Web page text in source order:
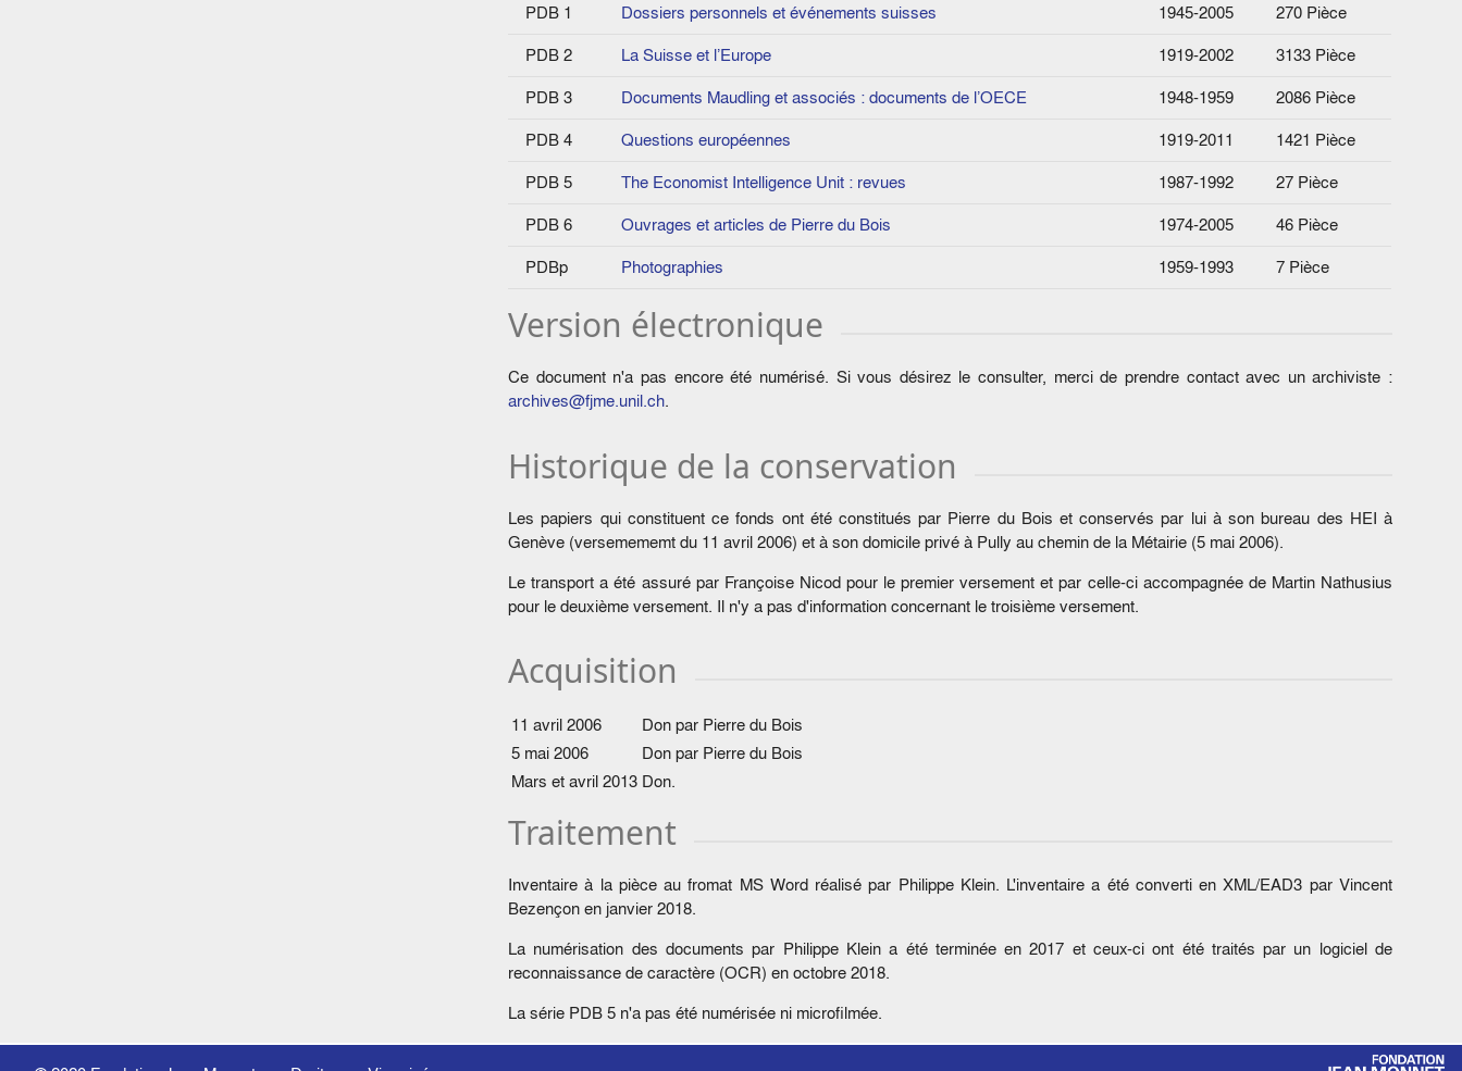
PDB 1
Dossiers personnels et événements suisses 1945-2005
270 Pièce
PDB 2
La Suisse et l’Europe 1919-2002
3133 Pièce
PDB 3
Documents Maudling et associés : documents de l’OECE 1948-1959
2086 Pièce
PDB 4
Questions européennes 1919-2011
1421 Pièce
PDB 5
The Economist Intelligence Unit : revues 1987-1992
27 Pièce
PDB 6
Ouvrages et articles de Pierre du Bois 1974-2005
46 Pièce
PDBp
Photographies 1959-1993 7 Pièce
Version électronique
Ce document n'a pas encore été numérisé. Si vous désirez le consulter, merci de prendre contact avec un archiviste :
archives@fjme.unil.ch.
Historique de la conservation
Les papiers qui constituent ce fonds ont été constitués par Pierre du Bois et conservés par lui à son bureau des HEI à
Genève (versemememt du 11 avril 2006) et à son domicile privé à Pully au chemin de la Métairie (5 mai 2006).
Le transport a été assuré par Françoise Nicod pour le premier versement et par celle-ci accompagnée de Martin Nathusius
pour le deuxième versement. Il n'y a pas d'information concernant le troisième versement.
Acquisition
11 avril 2006
Don par Pierre du Bois
5 mai 2006
Don par Pierre du Bois
Mars et avril 2013 Don.
Traitement
Inventaire à la pièce au fromat MS Word réalisé par Philippe Klein. L'inventaire a été converti en XML/EAD3 par Vincent
Bezençon en janvier 2018.
La numérisation des documents par Philippe Klein a été terminée en 2017 et ceux-ci ont été traités par un logiciel de
reconnaissance de caractère (OCR) en octobre 2018.
La série PDB 5 n'a pas été numérisée ni microfilmée.